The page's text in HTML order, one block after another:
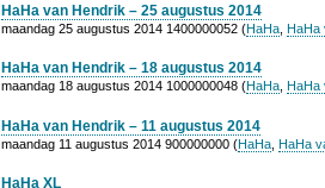
HaHa van Hendrik – 25 augustus 2014
maandag 25 augustus 2014 1400000052 (HaHa HaHa
HaHa van Hendrik – 18 augustus 2014
maandag 18 augustus 2014 1000000048 (HaHa HaHa
HaHa van Hendrik – 11 augustus 2014
maandag 11 augustus 2014 900000000 (HaHa HaHa
HaHa XL